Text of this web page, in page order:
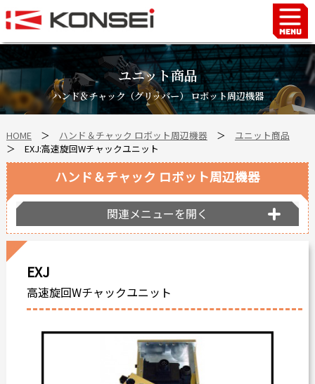
ユニット商品
ハンド＆チャック（グリッパー） ロボット周辺機器
HOME＞ ハンド＆チャック ロボット周辺機器＞ ユニット商品
＞ EXJ:高速旋回Wチャックユニット
EXJ
高速旋回Wチャックユニット
ハンド＆チャック ロボット周辺機器
関連メニューを開く
Home
ハンド＆チャックロボット周辺機器
FAシステム
スマートファクトリーLabo
自動車部品
企業情報
会社沿革
海外拠点
個人情報の取り扱い
最新情報
カタログダウンロード